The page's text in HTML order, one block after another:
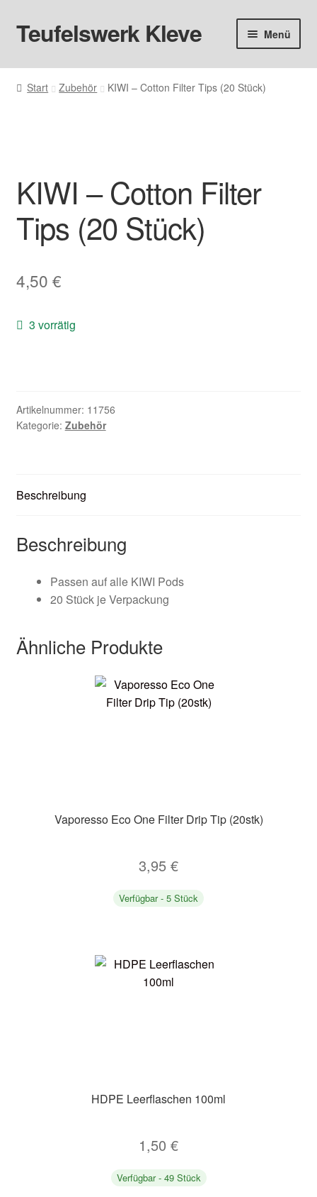
Zur
Navigation
Zum
Inhalt
Teufelswerk Kleve Menü
Startseite
Liquids
Big Puff
Basen & Nikotin
Zubehör
Kontaktformular
Start Zubehör KIWI – Cotton Filter Tips (20 Stück)
KIWI – Cotton Filter
Tips (20 Stück)
4,50 €
3 vorrätig
Artikelnummer: 11756
Kategorie: Zubehör
Beschreibung
Beschreibung
Passen auf alle KIWI Pods
20 Stück je Verpackung
Ähnliche Produkte
Vaporesso Eco One Filter Drip Tip (20stk)
3,95 €
Verfügbar - 5 Stück
HDPE Leerflaschen 100ml
1,50 €
Verfügbar - 49 Stück